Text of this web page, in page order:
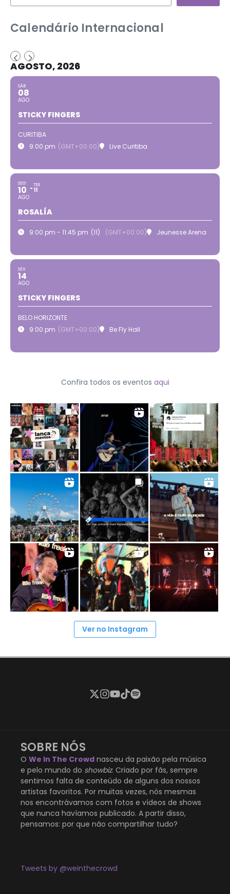
Calendário Internacional
AGOSTO, 2026
SÁB
08
AGO
STICKY FINGERS
CURITIBA
9:00 pm (GMT+00:00) Live Curitiba
SEG
10
AGO
TER
11
ROSALÍA
9:00 pm - 11:45 pm (11) (GMT+00:00) Jeunesse Arena
SEX
14
AGO
STICKY FINGERS
BELO HORIZONTE
9:00 pm (GMT+00:00) Be Fly Hall
Confira todos os eventos aqui
Ver no Instagram
SOBRE NÓS
O We In The Crowd nasceu da paixão pela música
e pelo mundo do showbiz. Criado por fãs, sempre
sentimos falta de conteúdo de alguns dos nossos
artistas favoritos. Por muitas vezes, nós mesmas
nos encontrávamos com fotos e vídeos de shows
que nunca havíamos publicado. A partir disso,
pensamos: por que não compartilhar tudo?
Tweets by @weinthecrowd